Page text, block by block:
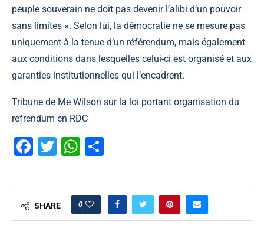
peuple souverain ne doit pas devenir l’alibi d’un pouvoir
sans limites ». Selon lui, la démocratie ne se mesure pas
uniquement à la tenue d’un référendum, mais également
aux conditions dans lesquelles celui-ci est organisé et aux
garanties institutionnelles qui l’encadrent.
Tribune de Me Wilson sur la loi portant organisation du
refrendum en RDC
Facebook
TwitterWhatsApp
SHARE 0